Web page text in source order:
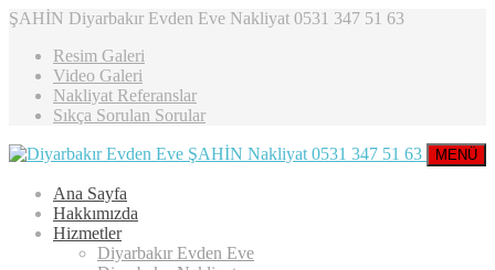
ŞAHİN Diyarbakır Evden Eve Nakliyat 0531 347 51 63
Resim Galeri
Video Galeri
Nakliyat Referanslar
Sıkça Sorulan Sorular
MENÜ
Ana Sayfa
Hakkımızda
Hizmetler
Diyarbakır Evden Eve